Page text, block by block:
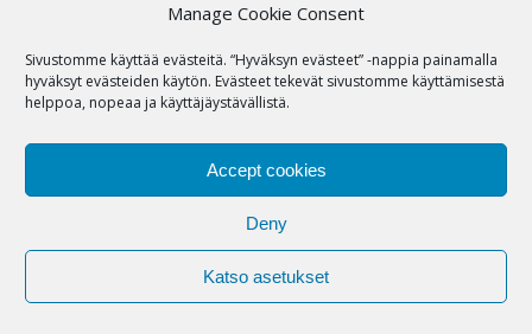
Manage Cookie Consent
Sivustomme käyttää evästeitä. “Hyväksyn evästeet” -nappia painamalla
hyväksyt evästeiden käytön. Evästeet tekevät sivustomme käyttämisestä
helppoa, nopeaa ja käyttäjäystävällistä.
Accept cookies
Deny
Katso asetukset